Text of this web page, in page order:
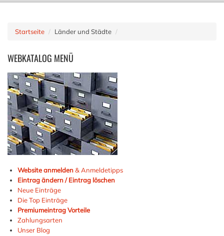
Startseite Länder und Städte
WEBKATALOG MENÜ
Website anmelden& Anmeldetipps
Eintrag ändern / Eintrag löschen
Neue Einträge
Die Top Einträge
Premiumeintrag Vorteile
Zahlungsarten
Unser Blog